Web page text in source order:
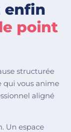
enfin
point
structurée
qui vous anime
aligné
Un espace